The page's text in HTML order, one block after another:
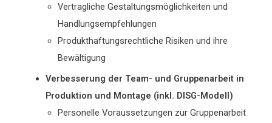
Vertragliche Gestaltungsmöglichkeiten und
Handlungsempfehlungen
Produkthaftungsrechtliche Risiken und ihre
Bewältigung
Verbesserung der Team- und Gruppenarbeit in
Produktion und Montage (inkl. DISG-Modell)
Personelle Voraussetzungen zur Gruppenarbeit